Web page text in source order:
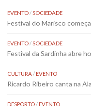
EVENTO/SOCIEDADE
Festival do Marisco
EVENTO/SOCIEDADE
Festival da Sardinha abre
CULTURA/EVENTO
Ricardo Ribeiro canta na
DESPORTO/EVENTO